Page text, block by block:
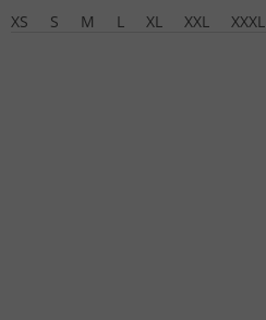
XS
S M L XL XXL XXXL